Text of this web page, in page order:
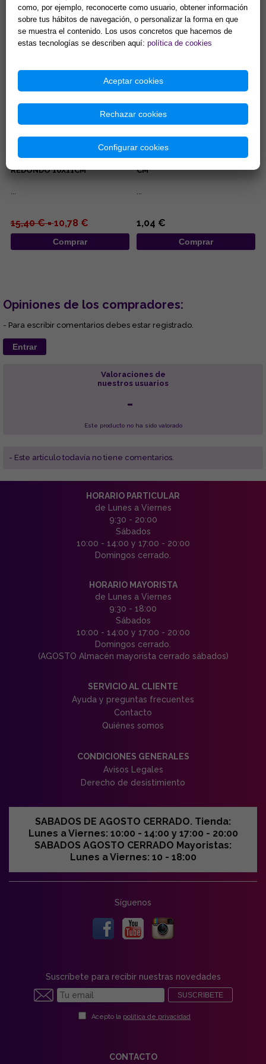
El mortero de madera con
pentagrama de 8 x 10 cm (150
gramos) es una herramienta
esotérica para el uso en alta...
14,90 €
...
13,94 €
REDONDO 10X11CM
15,40 € =10,78 €
Comprar
CM
1,04 €
Comprar
Opiniones de los compradores:
- Para escribir comentarios debes estar registrado.
Entrar
Valoraciones de
nuestros usuarios
-
Este producto no ha sido valorado
- Este articulo todavía no tiene comentarios.
HORARIO PARTICULAR
de Lunes a Viernes
9:30 - 20:00
Sábados
10:00 - 14:00 y 17:00 - 20:00
Domingos cerrado.
HORARIO MAYORISTA
de Lunes a Viernes
9:30 - 18:00
Sábados
10:00 - 14:00 y 17:00 - 20:00
Domingos cerrado.
(AGOSTO Almacén mayorista cerrado sábados)
SERVICIO AL CLIENTE
Ayuda y preguntas frecuentes
Contacto
Quiénes somos
CONDICIONES GENERALES
Avisos Legales
Derecho de desistimiento
SABADOS DE AGOSTO CERRADO. Tienda:
Lunes a Viernes: 10:00 - 14:00 y 17:00 - 20:00
SABADOS AGOSTO CERRADO Mayoristas:
Lunes a Viernes: 10 - 18:00
Síguenos
Suscríbete para recibir nuestras novedades
SUSCRIBETE
Acepto la política de privacidad
CONTACTO
como, por ejemplo, reconocerte como usuario, obtener información
sobre tus hábitos de navegación, o personalizar la forma en que
se muestra el contenido. Los usos concretos que hacemos de
estas tecnologías se describen aquí: política de cookies
Aceptar cookies
Rechazar cookies
Configurar cookies